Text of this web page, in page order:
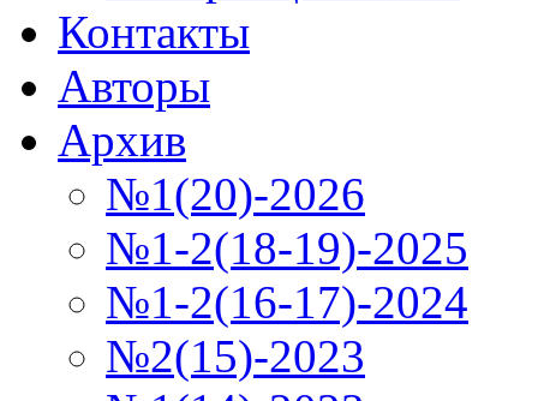
Контакты
Авторы
Архив
№1(20)-2026
№1-2(18-19)-2025
№1-2(16-17)-2024
№2(15)-2023